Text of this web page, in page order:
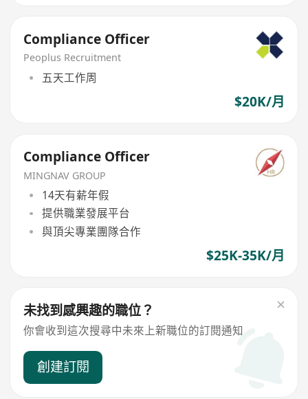
Compliance Officer
Peoplus Recruitment
五天工作周
$20K/月
Compliance Officer
MINGNAV GROUP
14天有薪年假
提供職業發展平台
與頂尖專業團隊合作
$25K-35K/月
未找到感興趣的職位？
你會收到這次搜尋中未來上新職位的訂閱通知
創建訂閱